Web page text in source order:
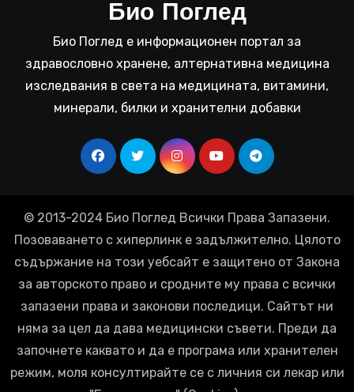
Био Поглед
Био Поглед е информационен портал за
здравословно хранене, алтернативна медицина
изследвания в света на медицината, витамини,
минерали, билки и хранителни добавки
© 2013-2024 Био Поглед Всички Права Запазени.
Позоваването с хиперлинк е задължително. Цялото
съдържание на този уебсайт е защитено от Закона
за авторското право и сродните му права с всички
запазени права и законови последици. Сайтът ни
няма за цел да дава медицински съвети. Преди да
започнете каквато и да е програма или хранителен
режим, моля консултирайте се с личния си лекар или